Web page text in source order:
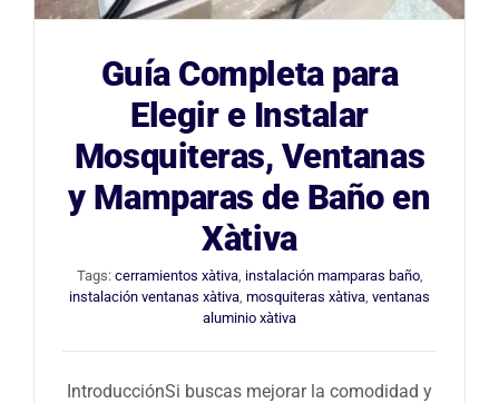
Guía Completa para
Elegir e Instalar
Mosquiteras, Ventanas
y Mamparas de Baño en
Xàtiva
Tags: cerramientos xàtiva, instalación mamparas baño,
instalación ventanas xàtiva mosquiteras xàtiva ventanas
aluminio xàtiva
IntroducciónSi buscas mejorar la comodidad y